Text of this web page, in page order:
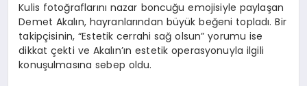
Kulis fotoğraflarını nazar boncuğu emojisiyle paylaşan
Demet Akalın, hayranlarından büyük beğeni topladı. Bir
takipçisinin, “Estetik cerrahi sağ olsun” yorumu ise
dikkat çekti ve Akalın’ın estetik operasyonuyla ilgili
konuşulmasına sebep oldu.